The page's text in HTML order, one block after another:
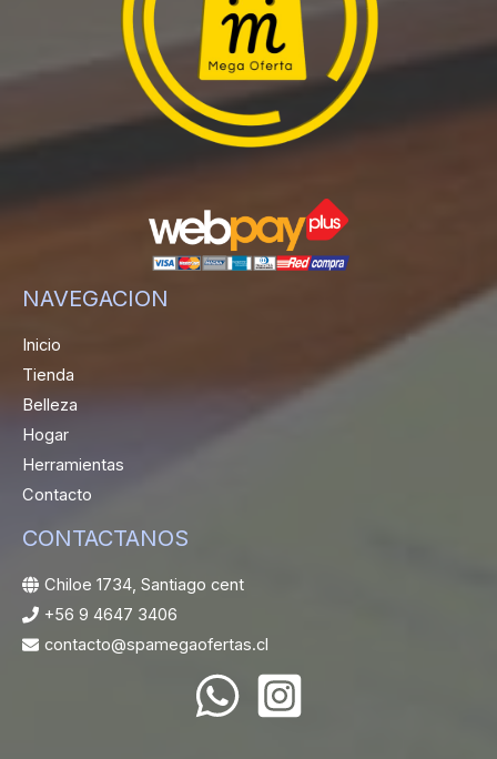
NAVEGACION
Inicio
Tienda
Belleza
Hogar
Herramientas
Contacto
CONTACTANOS
Chiloe 1734, Santiago cent
+56 9 4647 3406
contacto@spamegaofertas.cl